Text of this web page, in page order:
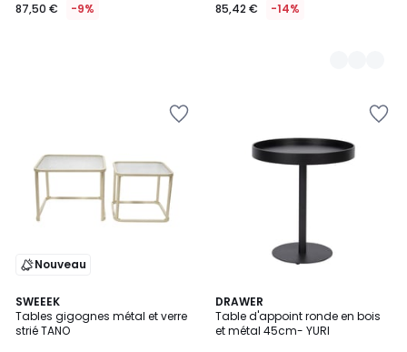
87,50 € -9% 85,42 € -14%
Nouveau
SWEEEK
Tables gigognes métal et verre
strié TANO
4
Couleurs
DRAWER
Table d'appoint ronde en bois
et métal 45cm- YURI
1
/
5